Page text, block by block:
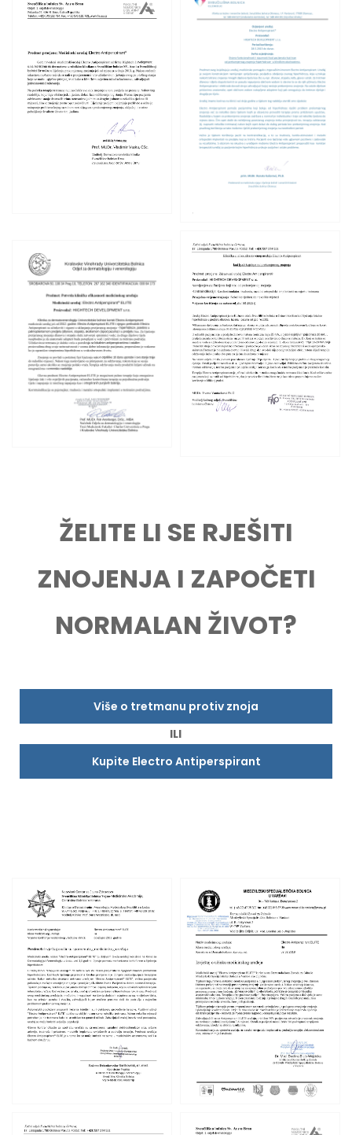
ŽELITE LI SE RJEŠITI
ZNOJENJA I ZAPOČETI
NORMALAN ŽIVOT?
Više o tretmanu protiv znoja
ILI
Kupite Electro Antiperspirant